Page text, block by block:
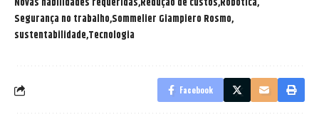
Segurança no trabalho Sommelier Giampiero Rosmo
sustentabilidade Tecnologia
Facebook